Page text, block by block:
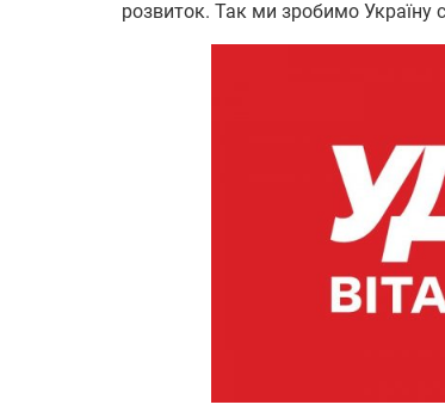
розвиток. Так ми зробимо Україну